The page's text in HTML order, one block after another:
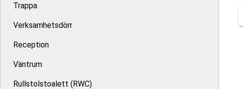
Trappa
Verksamhetsdörr
Reception
Väntrum
Rullstolstoalett (RWC)